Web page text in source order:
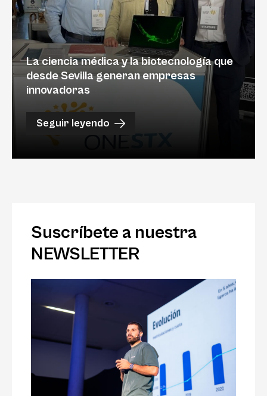
La ciencia médica y la biotecnología que
desde Sevilla generan empresas
innovadoras
Seguir leyendo
Suscríbete a nuestra
NEWSLETTER